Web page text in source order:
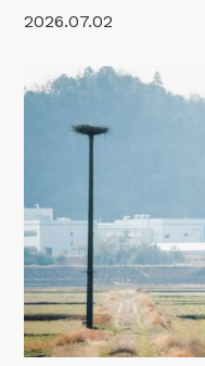
2026.07.02